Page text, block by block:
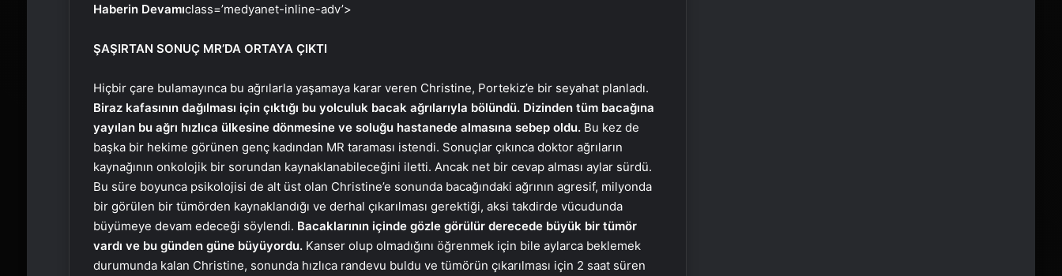
Haberin Devamıclass=’medyanet-inline-adv’>
ŞAŞIRTAN SONUÇ MR’DA ORTAYA ÇIKTI
Hiçbir çare bulamayınca bu ağrılarla yaşamaya karar veren Christine, Portekiz’e bir seyahat planladı.
Biraz kafasının dağılması için çıktığı bu yolculuk bacak ağrılarıyla bölündü. Dizinden tüm bacağına
yayılan bu ağrı hızlıca ülkesine dönmesine ve soluğu hastanede almasına sebep oldu.Bu kez de
başka bir hekime görünen genç kadından MR taraması istendi. Sonuçlar çıkınca doktor ağrıların
kaynağının onkolojik bir sorundan kaynaklanabileceğini iletti. Ancak net bir cevap alması aylar sürdü.
Bu süre boyunca psikolojisi de alt üst olan Christine’e sonunda bacağındaki ağrının agresif, milyonda
bir görülen bir tümörden kaynaklandığı ve derhal çıkarılması gerektiği, aksi takdirde vücudunda
büyümeye devam edeceği söylendi. Bacaklarının içinde gözle görülür derecede büyük bir tümör
vardı ve bu günden güne büyüyordu.Kanser olup olmadığını öğrenmek için bile aylarca beklemek
durumunda kalan Christine, sonunda hızlıca randevu buldu ve tümörün çıkarılması için 2 saat süren